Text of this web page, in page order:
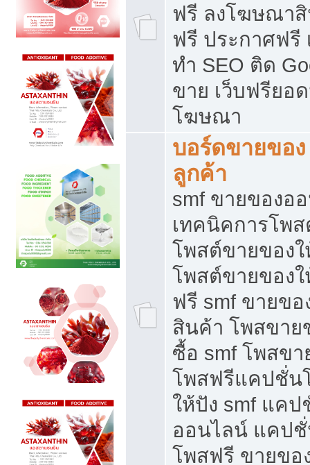
ฟรี ลงโฆษณา
ฟรี ประกาศฟรี
ทำ SEO ติด
ขาย เว็บฟรียอ
โฆษณา
บอร์ดขายของ
ลูกค้า
smf ขายของอ
เทคนิคการโพ
โพสต์ขายของ
โพสต์ขายของ
ฟรี smf ขายข
สินค้า โพสขาย
ซื้อ smf โพสข
โพสฟรีแคปชั่น
ให้ปัง smf แค
ออนไลน์ แคป
โพสฟรี ขายขอ